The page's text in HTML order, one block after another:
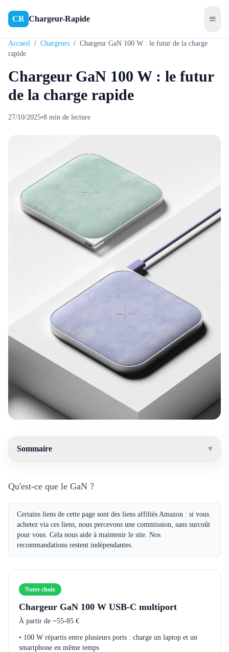
CR Chargeur-Rapide ≡
Accueil / Chargeurs / Chargeur GaN 100 W : le futur de la charge
rapide
Chargeur GaN 100 W : le futur
de la charge rapide
27/10/2025•8 min de lecture
Sommaire ▾
Qu'est-ce que le GaN ?
Certains liens de cette page sont des liens affiliés Amazon : si vous
achetez via ces liens, nous percevons une commission, sans surcoût
pour vous. Cela nous aide à maintenir le site. Nos
recommandations restent indépendantes.
Notre choix
Chargeur GaN 100 W USB-C multiport
À partir de ~55-85 €
• 100 W répartis entre plusieurs ports : charge un laptop et un
smartphone en même temps